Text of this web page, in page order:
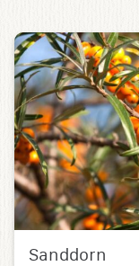
Sanddorn